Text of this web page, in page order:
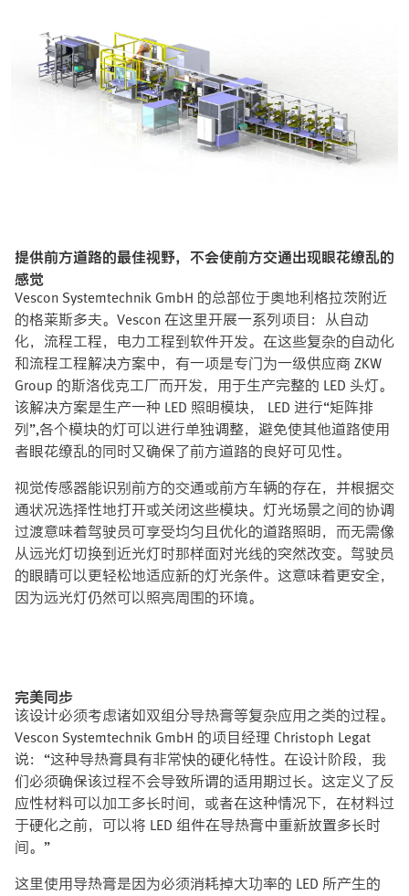
提供前方道路的最佳视野，不会使前方交通出现眼花缭乱的
感觉
Vescon Systemtechnik GmbH 的总部位于奥地利格拉茨附近
的格莱斯多夫。Vescon 在这里开展一系列项目：从自动
化，流程工程，电力工程到软件开发。在这些复杂的自动化
和流程工程解决方案中，有一项是专门为一级供应商 ZKW
Group 的斯洛伐克工厂而开发，用于生产完整的 LED 头灯。
该解决方案是生产一种 LED 照明模块， LED 进行“矩阵排
列”,各个模块的灯可以进行单独调整，避免使其他道路使用
者眼花缭乱的同时又确保了前方道路的良好可见性。
视觉传感器能识别前方的交通或前方车辆的存在，并根据交
通状况选择性地打开或关闭这些模块。灯光场景之间的协调
过渡意味着驾驶员可享受均匀且优化的道路照明，而无需像
从远光灯切换到近光灯时那样面对光线的突然改变。驾驶员
的眼睛可以更轻松地适应新的灯光条件。这意味着更安全，
因为远光灯仍然可以照亮周围的环境。
完美同步
该设计必须考虑诸如双组分导热膏等复杂应用之类的过程。
Vescon Systemtechnik GmbH 的项目经理 Christoph Legat
说：“这种导热膏具有非常快的硬化特性。在设计阶段，我
们必须确保该过程不会导致所谓的适用期过长。这定义了反
应性材料可以加工多长时间，或者在这种情况下，在材料过
于硬化之前，可以将 LED 组件在导热膏中重新放置多长时
间。”
这里使用导热膏是因为必须消耗掉大功率的 LED 所产生的